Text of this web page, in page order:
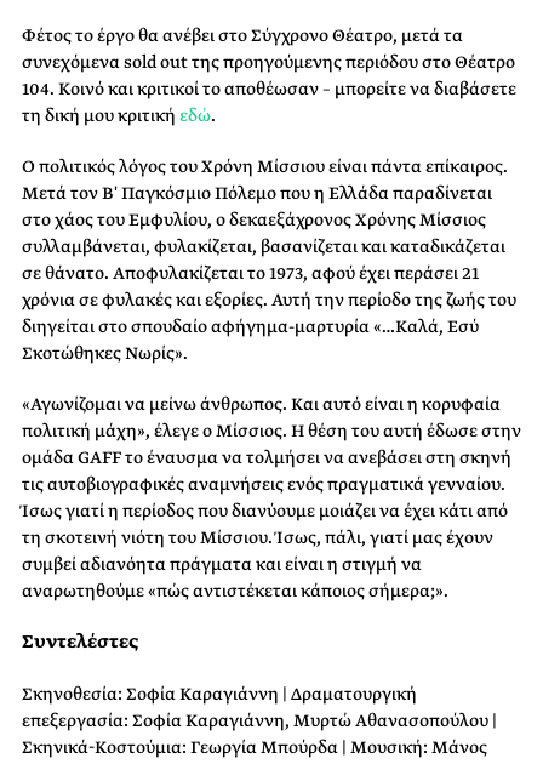
Φέτος το έργο θα ανέβει στο Σύγχρονο Θέατρο, μετά τα
συνεχόμενα sold out της προηγούμενης περιόδου στο Θέατρο
104. Κοινό και κριτικοί το αποθέωσαν – μπορείτε να διαβάσετε
τη δική μου κριτική εδώ.
Ο πολιτικός λόγος του Χρόνη Μίσσιου είναι πάντα επίκαιρος.
Μετά τον Β′ Παγκόσμιο Πόλεμο που η Ελλάδα παραδίνεται
στο χάος του Εμφυλίου, ο δεκαεξάχρονος Χρόνης Μίσσιος
συλλαμβάνεται, φυλακίζεται, βασανίζεται και καταδικάζεται
σε θάνατο. Αποφυλακίζεται το 1973, αφού έχει περάσει 21
χρόνια σε φυλακές και εξορίες. Αυτή την περίοδο της ζωής του
διηγείται στο σπουδαίο αφήγημα-μαρτυρία «…Καλά, Εσύ
Σκοτώθηκες Νωρίς».
«Αγωνίζομαι να μείνω άνθρωπος. Και αυτό είναι η κορυφαία
πολιτική μάχη», έλεγε ο Μίσσιος. Η θέση του αυτή έδωσε στην
ομάδα GAFF το έναυσμα να τολμήσει να ανεβάσει στη σκηνή
τις αυτοβιογραφικές αναμνήσεις ενός πραγματικά γενναίου.
Ίσως γιατί η περίοδος που διανύουμε μοιάζει να έχει κάτι από
τη σκοτεινή νιότη του Μίσσιου. Ίσως, πάλι, γιατί μας έχουν
συμβεί αδιανόητα πράγματα και είναι η στιγμή να
αναρωτηθούμε «πώς αντιστέκεται κάποιος σήμερα;».
Συντελέστες
Σκηνοθεσία: Σοφία Καραγιάννη | Δραματουργική
επεξεργασία: Σοφία Καραγιάννη, Μυρτώ Αθανασοπούλου |
Σκηνικά-Κοστούμια: Γεωργία Μπούρδα | Μουσική: Μάνος